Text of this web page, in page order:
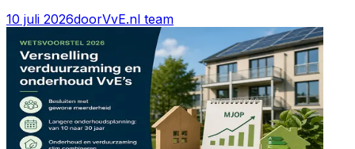
10 juli 2026doorVvE.nl team